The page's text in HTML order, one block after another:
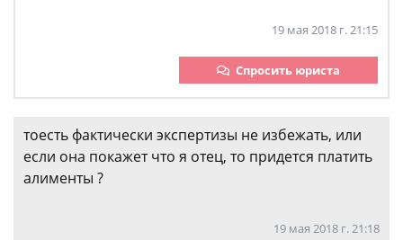
19 мая 2018 г. 21:15
Спросить юриста
тоесть фактически экспертизы не избежать, или
если она покажет что я отец, то придется платить
алименты ?
19 мая 2018 г. 21:18